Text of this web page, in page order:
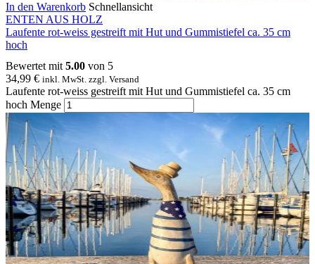
In den Warenkorb Schnellansicht
ENTEN AUS HOLZ
Laufente rot-weiss gestreift mit Hut und Gummistiefel ca. 35 cm
hoch
Bewertet mit 5.00 von 5
34,99 € inkl. MwSt. zzgl. Versand
Laufente rot-weiss gestreift mit Hut und Gummistiefel ca. 35 cm
hoch Menge